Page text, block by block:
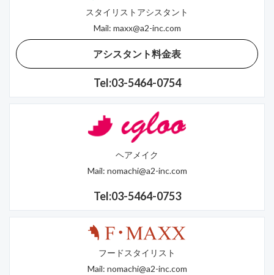
スタイリストアシスタント
Mail: maxx@a2-inc.com
アシスタント料金表
Tel:03-5464-0754
ヘアメイク
Mail: nomachi@a2-inc.com
Tel:03-5464-0753
フードスタイリスト
Mail: nomachi@a2-inc.com